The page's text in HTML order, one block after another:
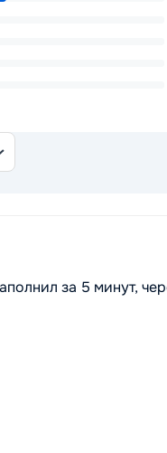
Сортировка
отзывов
за 5 минут,